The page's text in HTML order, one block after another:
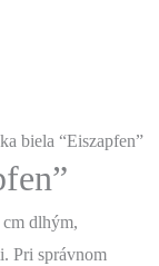
biela “Eiszapfen”
dlhým,
Pri správnom